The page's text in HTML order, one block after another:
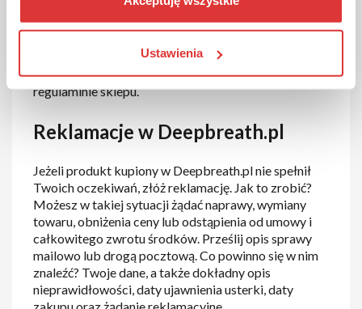
Ustawienia
przewozowe. Wyślij paczkę w punkcie nadania –
możesz to zrobić np. w sklepach Żabka, Stokrotka,
zwrócone na podany numer konta w ciągu 14 dni od
przyjęcia zwrotu. Więcej informacji znajdziesz w
regulaminie sklepu.
Reklamacje w Deepbreath.pl
Jeżeli produkt kupiony w Deepbreath.pl nie spełnił
Twoich oczekiwań, złóż reklamację. Jak to zrobić?
Możesz w takiej sytuacji żądać naprawy, wymiany
towaru, obniżenia ceny lub odstąpienia od umowy i
całkowitego zwrotu środków. Prześlij opis sprawy
mailowo lub drogą pocztową. Co powinno się w nim
znaleźć? Twoje dane, a także dokładny opis
nieprawidłowości, daty ujawnienia usterki, daty